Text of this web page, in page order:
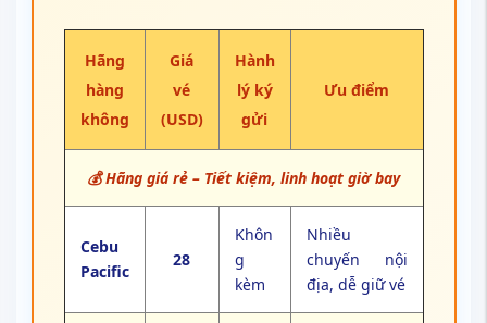
Hãng
hàng
không
Giá
vé
(USD)
Hành
lý ký
gửi
Ưu điểm
💰 Hãng giá rẻ – Tiết kiệm, linh hoạt giờ bay
Cebu
Pacific
28
Khôn
g
kèm
Nhiều
chuyến nội
địa, dễ giữ vé